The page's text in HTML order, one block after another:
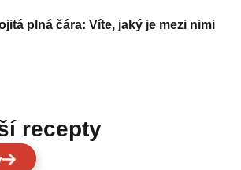
plná čára: Víte, jaký je mezi nimi
recepty